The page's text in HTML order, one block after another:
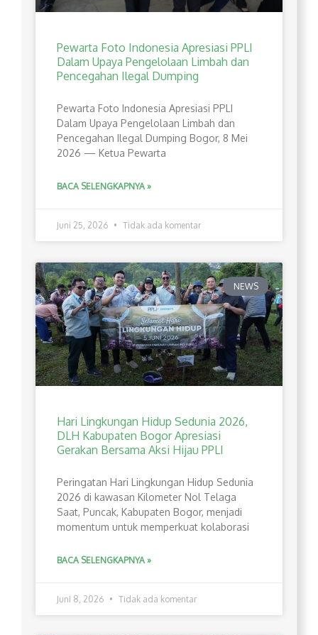
Pewarta Foto Indonesia Apresiasi PPLI
Dalam Upaya Pengelolaan Limbah dan
Pencegahan Ilegal Dumping
Pewarta Foto Indonesia Apresiasi PPLI
Dalam Upaya Pengelolaan Limbah dan
Pencegahan Ilegal Dumping Bogor, 8 Mei
2026 — Ketua Pewarta
BACA SELENGKAPNYA »
Juni 25, 2026 Tidak ada komentar
NEWS
Hari Lingkungan Hidup Sedunia 2026,
DLH Kabupaten Bogor Apresiasi
Gerakan Bersama Aksi Hijau PPLI
Peringatan Hari Lingkungan Hidup Sedunia
2026 di kawasan Kilometer Nol Telaga
Saat, Puncak, Kabupaten Bogor, menjadi
momentum untuk memperkuat kolaborasi
BACA SELENGKAPNYA »
Juni 8, 2026 Tidak ada komentar